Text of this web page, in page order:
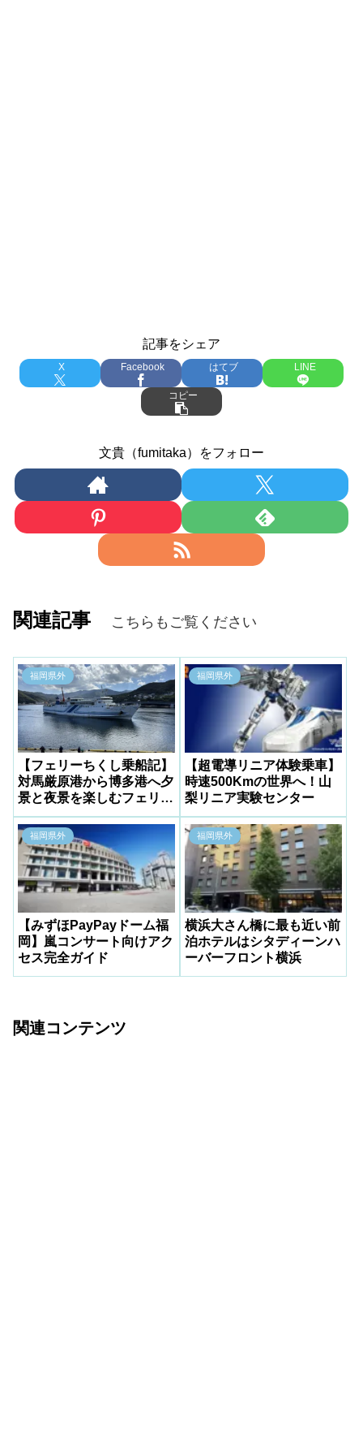
記事をシェア
X Facebook はてブ LINE
コピー
文貴（fumitaka）をフォロー
関連記事 こちらもご覧ください
福岡県外
【フェリーちくし乗船記】
対馬厳原港から博多港へ夕
景と夜景を楽しむフェリー
旅
福岡県外
【超電導リニア体験乗車】
時速500Kmの世界へ！山
梨リニア実験センター
福岡県外
【みずほPayPayドーム福
岡】嵐コンサート向けアク
セス完全ガイド
福岡県外
横浜大さん橋に最も近い前
泊ホテルはシタディーンハ
ーバーフロント横浜
関連コンテンツ